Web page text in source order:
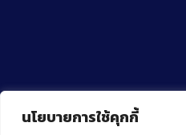
นโยบายการใช้คุกกี้